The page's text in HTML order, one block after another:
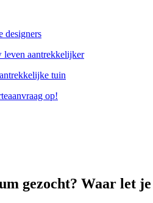
designers
leven aantrekkelijker
tuin
op!
gezocht? Waar let je